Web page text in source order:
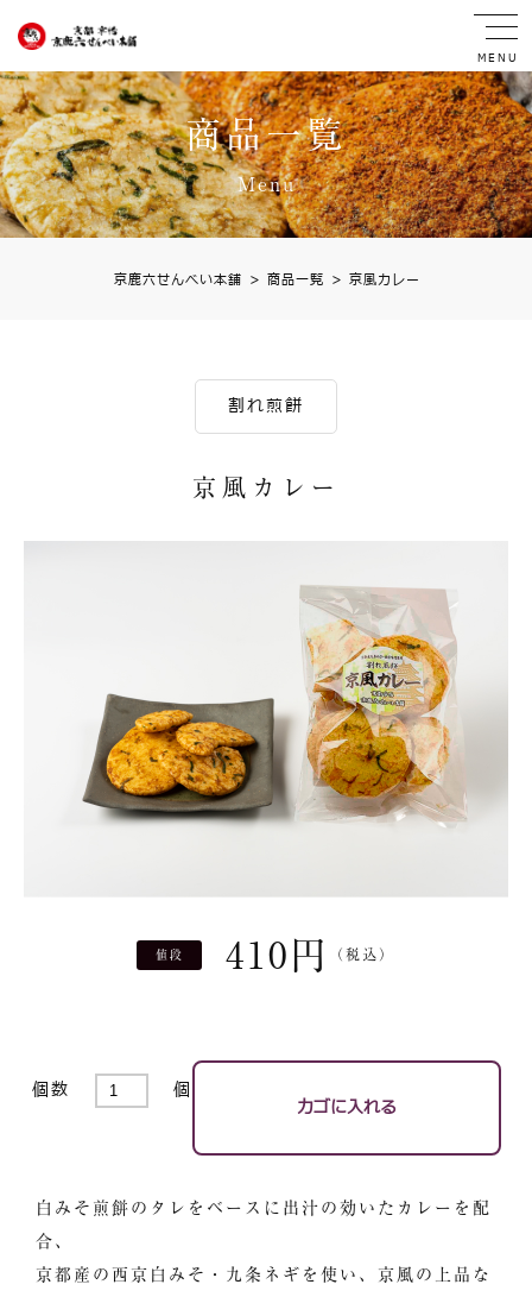
MENU
商品一覧
Menu
京鹿六せんべい本舗 > 商品一覧 > 京風カレー
割れ煎餅
京風カレー
値段 410 円 （税込）
個数 個
白みそ煎餅のタレをベースに出汁の効いたカレーを配
合、
京都産の西京白みそ・九条ネギを使い、京風の上品な